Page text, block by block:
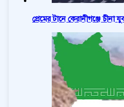
প্রেমের টানে কেরানীগঞ্জে